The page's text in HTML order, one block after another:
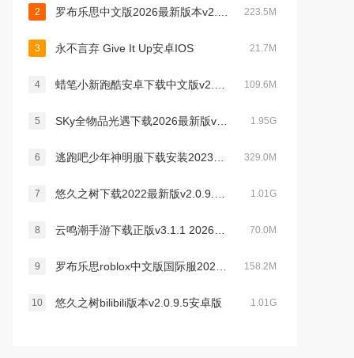
2 223.5M
3 永不言弃 Give It Up安卓IOS 21.7M
4 109.6M
5 1.95G
6 329.0M
7 1.01G
8 70.0M
9 158.2M
10 悠久之树bilibili版本v2.0.9.5安卓版 1.01G